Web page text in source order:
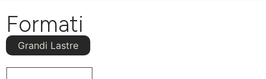
Formati
Grandi Lastre